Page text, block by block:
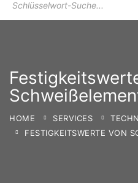
Sie
HOME SERVICES
FESTIGKEITSWERTE VON